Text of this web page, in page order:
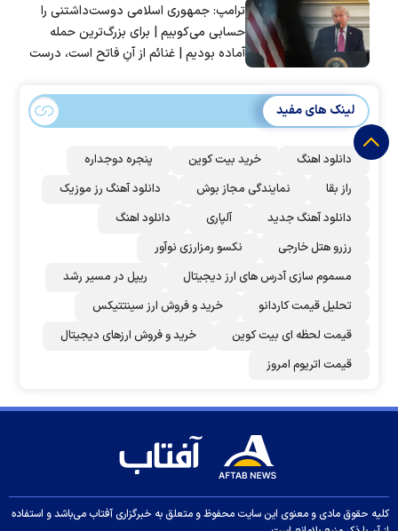
ترامپ: جمهوری اسلامی دوست‌داشتنی را
حسابی می‌کوبیم | برای بزرگ‌ترین حمله
آماده بودیم | غنائم از آنِ فاتح است، درست
لینک های مفید
دانلود اهنگ خرید بیت کوین
پنجره دوجداره
راز بقا
نمایندگی مجاز بوش
دانلود آهنگ رز‌ موزیک
دانلود آهنگ جدید
آلپاری
دانلود اهنگ
رزرو هتل خارجی
نکسو رمزارزی نوآور
مسموم سازی آدرس های ارز دیجیتال
ریپل در مسیر رشد
تحلیل قیمت کاردانو
خرید و فروش ارز سینتتیکس
قیمت لحظه ای بیت کوین
خرید و فروش ارزهای دیجیتال
قیمت اتریوم امروز
کلیه حقوق مادی و معنوی این سایت محفوظ و متعلق به خبرگزاری آفتاب می‌باشد و استفاده